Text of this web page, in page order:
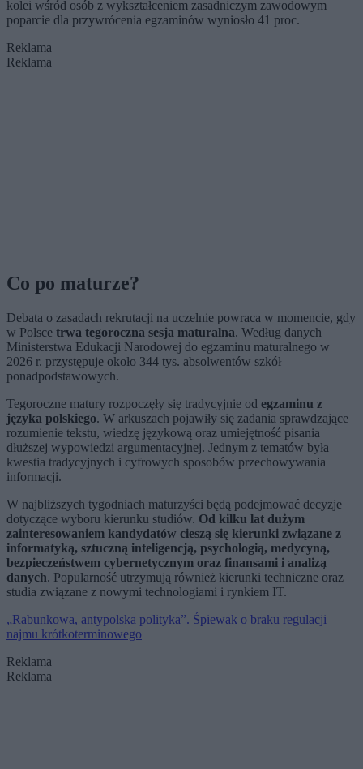
kolei wśród osób z wykształceniem zasadniczym zawodowym
poparcie dla przywrócenia egzaminów wyniosło 41 proc.
Reklama
Reklama
Co po maturze?
Debata o zasadach rekrutacji na uczelnie powraca w momencie, gdy
w Polsce trwa tegoroczna sesja maturalna. Według danych
Ministerstwa Edukacji Narodowej do egzaminu maturalnego w
2026 r. przystępuje około 344 tys. absolwentów szkół
ponadpodstawowych.
Tegoroczne matury rozpoczęły się tradycyjnie od egzaminu z
języka polskiego. W arkuszach pojawiły się zadania sprawdzające
rozumienie tekstu, wiedzę językową oraz umiejętność pisania
dłuższej wypowiedzi argumentacyjnej. Jednym z tematów była
kwestia tradycyjnych i cyfrowych sposobów przechowywania
informacji.
W najbliższych tygodniach maturzyści będą podejmować decyzje
dotyczące wyboru kierunku studiów. Od kilku lat dużym
zainteresowaniem kandydatów cieszą się kierunki związane z
informatyką, sztuczną inteligencją, psychologią, medycyną,
bezpieczeństwem cybernetycznym oraz finansami i analizą
danych. Popularność utrzymują również kierunki techniczne oraz
studia związane z nowymi technologiami i rynkiem IT.
„Rabunkowa, antypolska polityka”. Śpiewak o braku regulacji
najmu krótkoterminowego
Reklama
Reklama